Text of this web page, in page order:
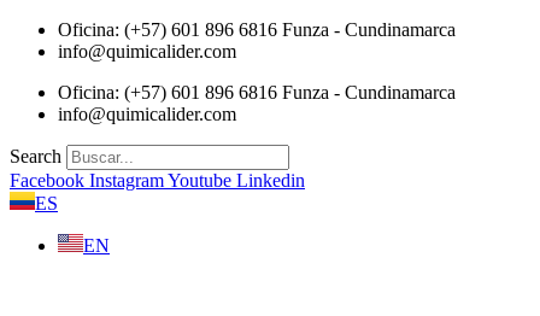
Saltar
Oficina: (+57) 601 896 6816 Funza - Cundinamarca
info@quimicalider.com
Oficina: (+57) 601 896 6816 Funza - Cundinamarca
info@quimicalider.com
Search
Facebook InstagramYoutube Linkedin
ES
EN